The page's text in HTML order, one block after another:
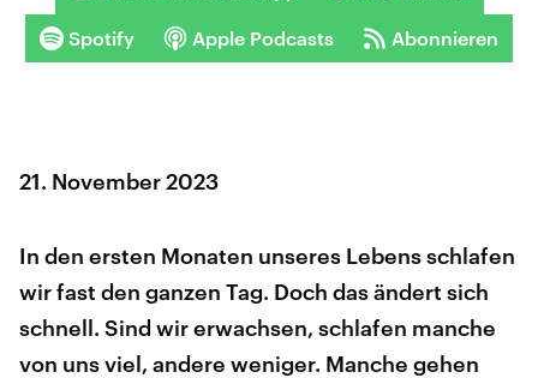
Spotify Apple Podcasts Abonnieren
21. November 2023
In den ersten Monaten unseres Lebens schlafen
wir fast den ganzen Tag. Doch das ändert sich
schnell. Sind wir erwachsen, schlafen manche
von uns viel, andere weniger. Manche gehen